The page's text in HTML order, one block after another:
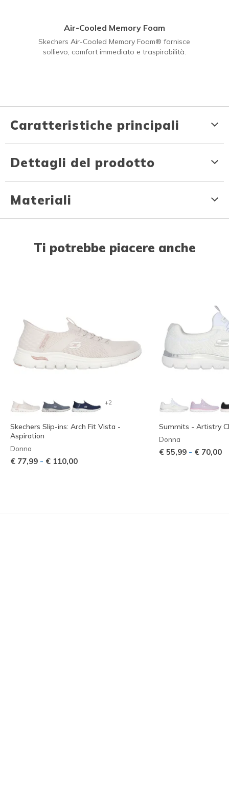
Air-Cooled Memory Foam
Skechers Air-Cooled Memory Foam® fornisce
sollievo, comfort immediato e traspirabilità.
Caratteristiche principali
Dettagli del prodotto
Materiali
Ti potrebbe piacere anche
+2
Skechers Slip-ins: Arch Fit Vista -
Aspiration
Donna
€ 77,99 - € 110,00
Summits - Artistry
Donna
€ 55,99 - € 70,00